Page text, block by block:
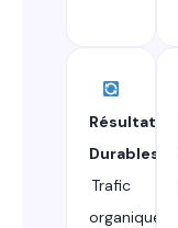
Résultats
Durables
Trafic
organique